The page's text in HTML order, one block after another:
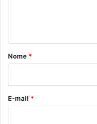
r
*
Nome *
E-mail *